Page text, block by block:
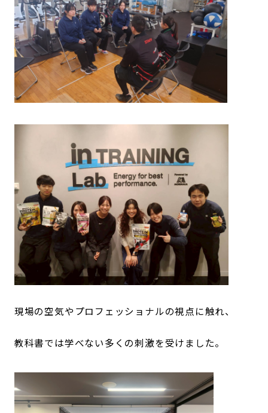
現場の空気やプロフェッショナルの視点に触れ、
教科書では学べない多くの刺激を受けました。